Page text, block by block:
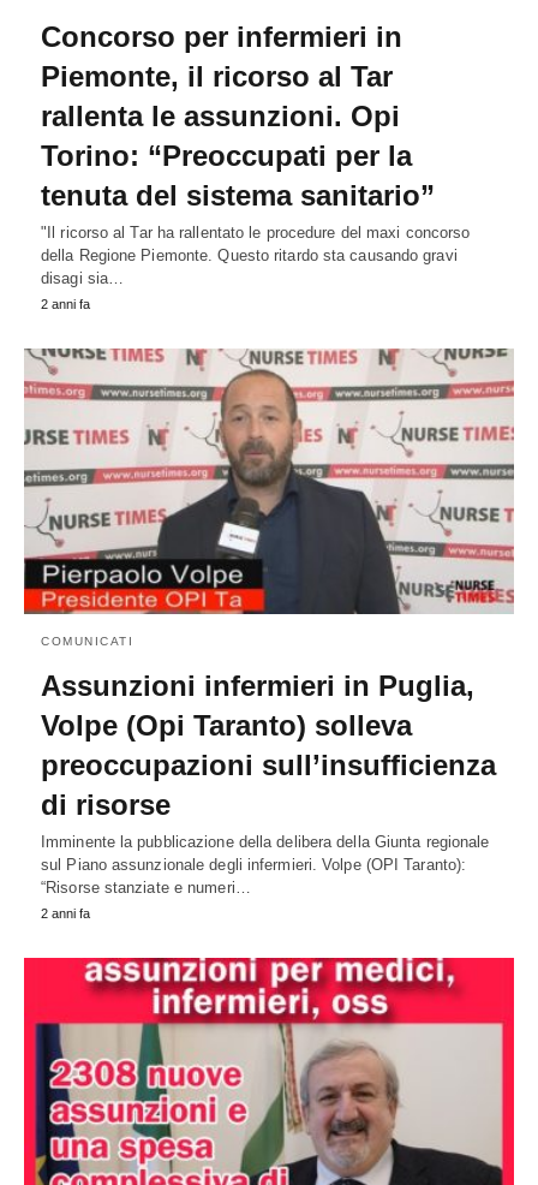
Concorso per infermieri in
Piemonte, il ricorso al Tar
rallenta le assunzioni. Opi
Torino: “Preoccupati per la
tenuta del sistema sanitario”
"Il ricorso al Tar ha rallentato le procedure del maxi concorso
della Regione Piemonte. Questo ritardo sta causando gravi
disagi sia…
2 anni fa
COMUNICATI
Assunzioni infermieri in Puglia,
Volpe (Opi Taranto) solleva
preoccupazioni sull’insufficienza
di risorse
Imminente la pubblicazione della delibera della Giunta regionale
sul Piano assunzionale degli infermieri. Volpe (OPI Taranto):
“Risorse stanziate e numeri…
2 anni fa